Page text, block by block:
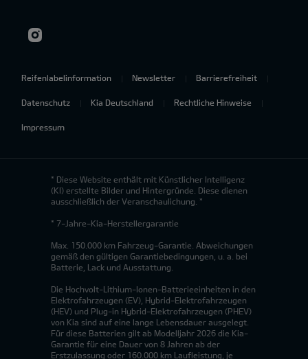
Reifenlabelinformation Newsletter Barrierefreiheit
Datenschutz Kia Deutschland Rechtliche Hinweise
Impressum
* Diese Website enthält mit Künstlicher Intelligenz
(KI) erstellte Bilder und Hintergründe. Diese dienen
ausschließlich der Veranschaulichung. *
* 7-Jahre-Kia-Herstellergarantie
Max. 150.000 km Fahrzeug-Garantie. Abweichungen
gemäß den gültigen Garantiebedingungen, u. a. bei
Batterie, Lack und Ausstattung.
Die Hochvolt-Lithium-Ionen-Batterieeinheiten in den
Elektrofahrzeugen (EV), Hybrid-Elektrofahrzeugen
(HEV) und Plug-in Hybrid-Elektrofahrzeugen (PHEV)
von Kia sind auf eine lange Lebensdauer ausgelegt.
Für diese Batterien gilt ab Modelljahr 2026 die Kia-
Garantie für eine Dauer von 8 Jahren ab der
Erstzulassung oder 160.000 km Laufleistung, je